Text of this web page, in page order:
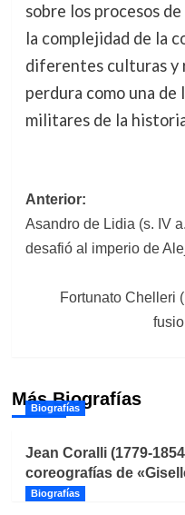
sobre los procesos
la complejidad de la
diferentes culturas y
perdura como una de
militares de la
Navegación
de
entradas
Anterior:
Asandro de Lidia (s. IV
desafió al imperio de
Fortunato Chelleri
Más Biografías
Biografías
Jean Coralli (1779-
coreografías de
Biografías